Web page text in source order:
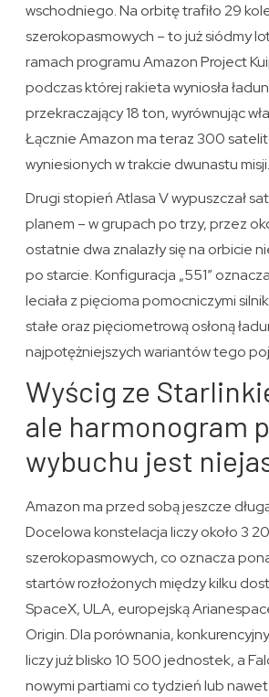
wschodniego. Na orbitę trafiło 29
szerokopasmowych – to już siódmy
ramach programu Amazon Project
podczas której rakieta wyniosła
przekraczający 18 ton, wyrównując
Łącznie Amazon ma teraz 300
wyniesionych w trakcie dwunastu misji.
Drugi stopień Atlasa V wypuszczał
planem – w grupach po trzy, przez
ostatnie dwa znalazły się na orbicie
po starcie. Konfiguracja „551″
leciała z pięcioma pomocniczymi
stałe oraz pięciometrową osłoną
najpotężniejszych wariantów tego
Wyścig ze
ale harmonogram
wybuchu jest
Amazon ma przed sobą jeszcze
Docelowa konstelacja liczy około 3
szerokopasmowych, co oznacza
startów rozłożonych między kilku
SpaceX, ULA, europejską
Origin. Dla porównania,
liczy już blisko 10 500 jednostek, a
nowymi partiami co tydzień lub nawet